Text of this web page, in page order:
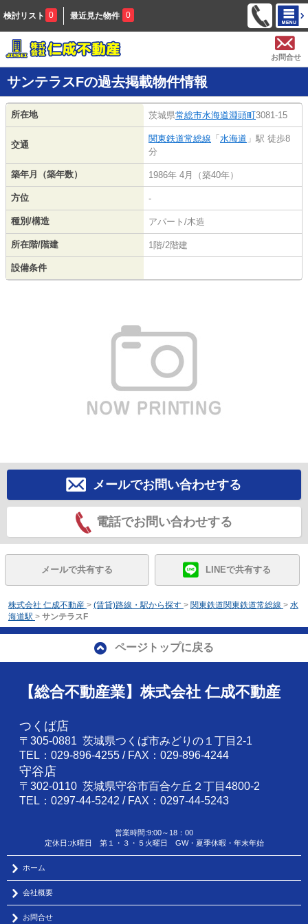
検討リスト 0 最近見た物件 0
お問合せ
サンテラスFの過去掲載物件情報
所在地 茨城県常総市水海道淵頭町3081-15
交通
関東鉄道常総線 「 水海道 」駅 徒歩8
分
築年月（築年数） 1986年 4月（築40年）
方位 -
種別/構造 アパート/木造
所在階/階建 1階/2階建
設備条件
メールでお問い合わせする
電話でお問い合わせする
メールで共有する LINEで共有する
株式会社 仁成不動産 > (賃貸)路線・駅から探す > 関東鉄道関東鉄道常総線 > 水
海道駅 > サンテラスF
ページトップに戻る
【総合不動産業】株式会社 仁成不動産
つくば店
〒305-0881 茨城県つくば市みどりの１丁目2-1
TEL：029-896-4255 / FAX：029-896-4244
守谷店
〒302-0110 茨城県守谷市百合ケ丘２丁目4800-2
TEL：0297-44-5242 / FAX：0297-44-5243
営業時間:9:00～18：00
定休日:水曜日 第１・３・５火曜日 GW・夏季休暇・年末年始
ホーム
会社概要
お問合せ